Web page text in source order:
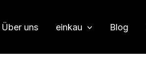
Über uns einkau Blog